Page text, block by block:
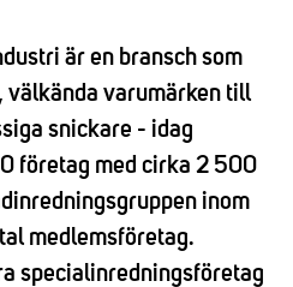
är en bransch som
välkända varumärken till
snickare - idag
företag med cirka 2 500
inom
medlemsföretag.
specialinredningsföretag